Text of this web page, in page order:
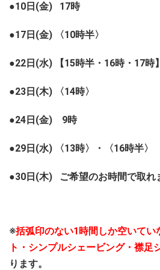
●10日(金) 17時
●17日(金) 〈10時半〉
●22日(水) 【15時半・16時・17時】
●23日(木) 〈14時〉
●24日(金) 9時
●29日(水) 〈13時〉・〈16時半〉
●30日(木) ご希望のお時間で取れ
※括弧印のない1時間しか空いてい
ト・シンプルシェービング・襟足
ります。